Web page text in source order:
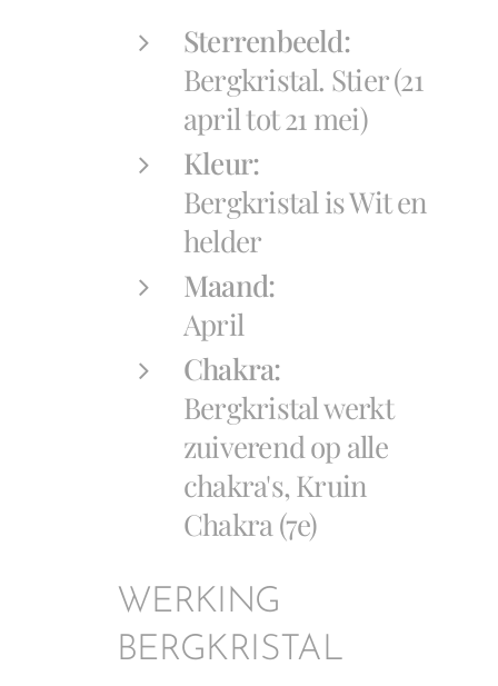
Sterrenbeeld:
Bergkristal. Stier (21
april tot 21 mei)
Kleur:
Bergkristal is Wit en
helder
Maand:
April
Chakra:
Bergkristal werkt
zuiverend op alle
chakra's, Kruin
Chakra (7e)
WERKING
BERGKRISTAL